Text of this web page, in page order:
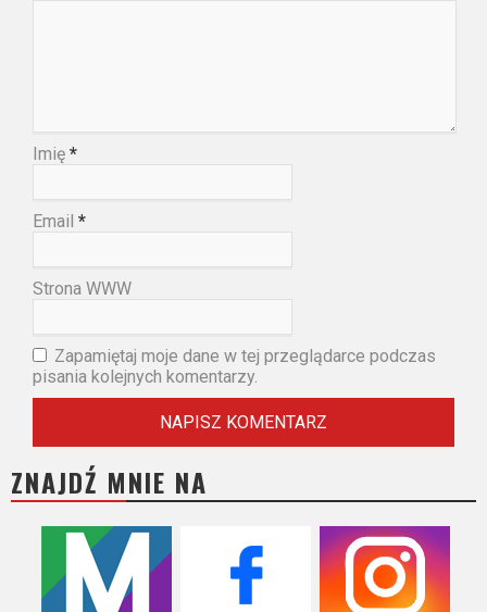
Imię *
Email *
Strona WWW
Zapamiętaj moje dane w tej przeglądarce podczas
pisania kolejnych komentarzy.
ZNAJDŹ MNIE NA